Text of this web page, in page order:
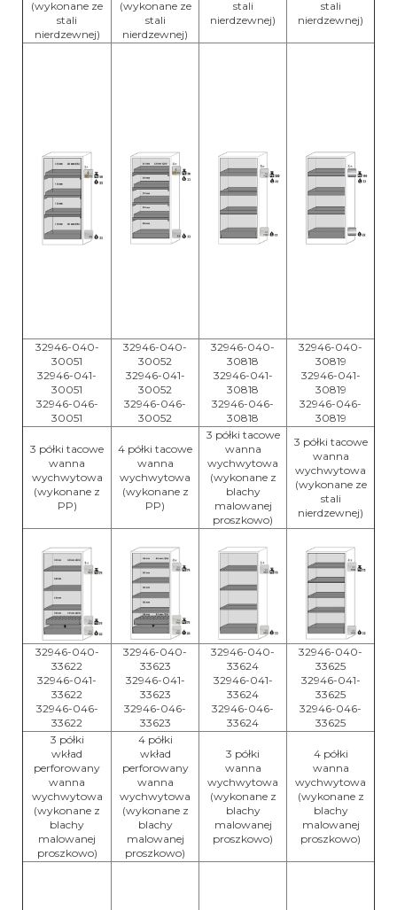
(wykonane ze
stali
nierdzewnej)
(wykonane ze
stali
nierdzewnej)
stali
nierdzewnej)
stali
nierdzewnej)
32946-040-
30051
32946-041-
30051
32946-046-
30051
32946-040-
30052
32946-041-
30052
32946-046-
30052
32946-040-
30818
32946-041-
30818
32946-046-
30818
32946-040-
30819
32946-041-
30819
32946-046-
30819
3 półki tacowe
wanna
wychwytowa
(wykonane z
PP)
4 półki tacowe
wanna
wychwytowa
(wykonane z
PP)
3 półki tacowe
wanna
wychwytowa
(wykonane z
blachy
malowanej
proszkowo)
3 półki tacowe
wanna
wychwytowa
(wykonane ze
stali
nierdzewnej)
32946-040-
33622
32946-041-
33622
32946-046-
33622
32946-040-
33623
32946-041-
33623
32946-046-
33623
32946-040-
33624
32946-041-
33624
32946-046-
33624
32946-040-
33625
32946-041-
33625
32946-046-
33625
3 półki
wkład
perforowany
wanna
wychwytowa
(wykonane z
blachy
malowanej
proszkowo)
4 półki
wkład
perforowany
wanna
wychwytowa
(wykonane z
blachy
malowanej
proszkowo)
3 półki
wanna
wychwytowa
(wykonane z
blachy
malowanej
proszkowo)
4 półki
wanna
wychwytowa
(wykonane z
blachy
malowanej
proszkowo)